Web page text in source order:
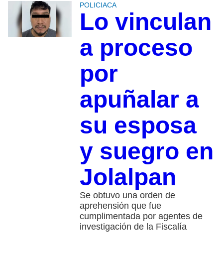
POLICIACA
Lo vinculan
a proceso
por
apuñalar a
su esposa
y suegro en
Jolalpan
Se obtuvo una orden de
aprehensión que fue
cumplimentada por agentes de
investigación de la Fiscalía